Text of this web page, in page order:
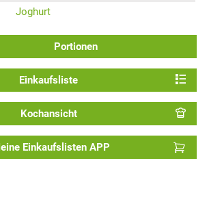
Joghurt
Portionen
Einkaufsliste
Kochansicht
Einkaufslisten APP